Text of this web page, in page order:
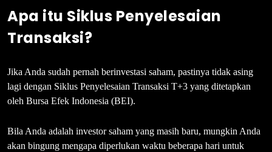
Apa itu Siklus Penyelesaian
Transaksi?
Jika Anda sudah pernah berinvestasi saham, pastinya tidak asing
lagi dengan Siklus Penyelesaian Transaksi T+3 yang ditetapkan
oleh Bursa Efek Indonesia (BEI).
Bila Anda adalah investor saham yang masih baru, mungkin Anda
akan bingung mengapa diperlukan waktu beberapa hari untuk